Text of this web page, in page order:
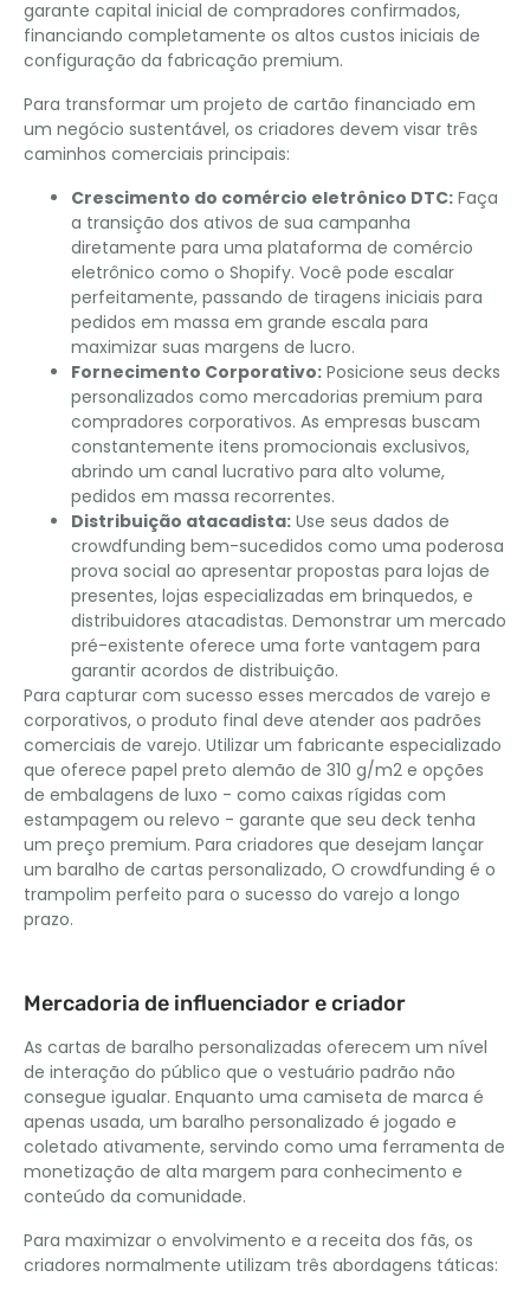
garante capital inicial de compradores confirmados,
financiando completamente os altos custos iniciais de
configuração da fabricação premium.
Para transformar um projeto de cartão financiado em
um negócio sustentável, os criadores devem visar três
caminhos comerciais principais:
Crescimento do comércio eletrônico DTC: Faça
a transição dos ativos de sua campanha
diretamente para uma plataforma de comércio
eletrônico como o Shopify. Você pode escalar
perfeitamente, passando de tiragens iniciais para
pedidos em massa em grande escala para
maximizar suas margens de lucro.
Fornecimento Corporativo: Posicione seus decks
personalizados como mercadorias premium para
compradores corporativos. As empresas buscam
constantemente itens promocionais exclusivos,
abrindo um canal lucrativo para alto volume,
pedidos em massa recorrentes.
Distribuição atacadista: Use seus dados de
crowdfunding bem-sucedidos como uma poderosa
prova social ao apresentar propostas para lojas de
presentes, lojas especializadas em brinquedos, e
distribuidores atacadistas. Demonstrar um mercado
pré-existente oferece uma forte vantagem para
garantir acordos de distribuição.
Para capturar com sucesso esses mercados de varejo e
corporativos, o produto final deve atender aos padrões
comerciais de varejo. Utilizar um fabricante especializado
que oferece papel preto alemão de 310 g/m2 e opções
de embalagens de luxo - como caixas rígidas com
estampagem ou relevo - garante que seu deck tenha
um preço premium. Para criadores que desejam lançar
um baralho de cartas personalizado, O crowdfunding é o
trampolim perfeito para o sucesso do varejo a longo
prazo.
Mercadoria de influenciador e criador
As cartas de baralho personalizadas oferecem um nível
de interação do público que o vestuário padrão não
consegue igualar. Enquanto uma camiseta de marca é
apenas usada, um baralho personalizado é jogado e
coletado ativamente, servindo como uma ferramenta de
monetização de alta margem para conhecimento e
conteúdo da comunidade.
Para maximizar o envolvimento e a receita dos fãs, os
criadores normalmente utilizam três abordagens táticas: